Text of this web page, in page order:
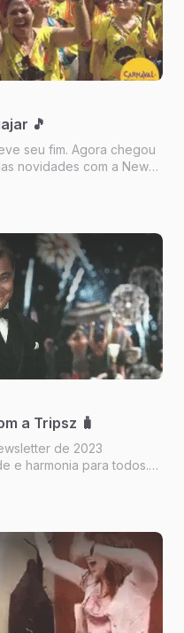
🎵
seu fim. Agora chegou
novidades com a News
a Tripsz 🧳
de 2023
e harmonia para todos.